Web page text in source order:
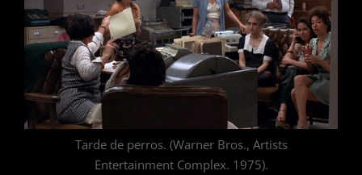
Tarde de perros. (Warner Bros., Artists
Entertainment Complex. 1975).